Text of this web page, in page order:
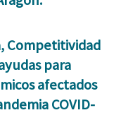
Competitividad
para
afectados
COVID-